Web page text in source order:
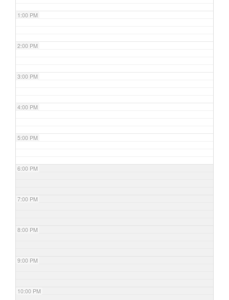
1:00 PM
2:00 PM
3:00 PM
4:00 PM
5:00 PM
6:00 PM
7:00 PM
8:00 PM
9:00 PM
10:00 PM